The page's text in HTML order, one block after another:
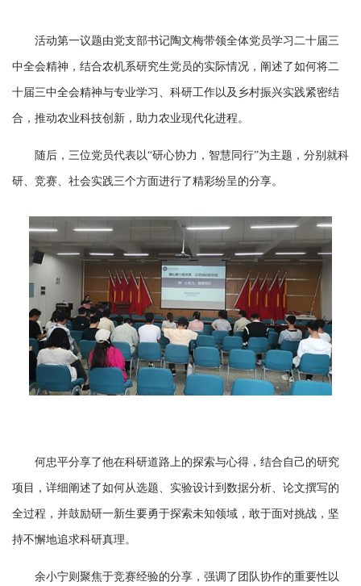
活动第一议题由党支部书记陶文梅带领全体党员学习二十届三
中全会精神，结合农机系研究生党员的实际情况，阐述了如何将二
十届三中全会精神与专业学习、科研工作以及乡村振兴实践紧密结
合，推动农业科技创新，助力农业现代化进程。
随后，三位党员代表以“研心协力，智慧同行”为主题，分别就科
研、竞赛、社会实践三个方面进行了精彩纷呈的分享。
何忠平分享了他在科研道路上的探索与心得，结合自己的研究
项目，详细阐述了如何从选题、实验设计到数据分析、论文撰写的
全过程，并鼓励研一新生要勇于探索未知领域，敢于面对挑战，坚
持不懈地追求科研真理。
余小宁则聚焦于竞赛经验的分享，强调了团队协作的重要性以